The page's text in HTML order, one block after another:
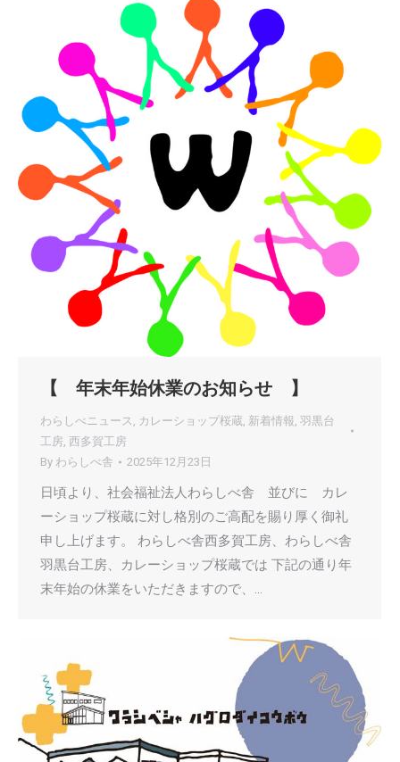
【 年末年始休業のお知らせ 】
わらしべニュース , カレーショップ桜蔵, 新着情報, 羽黒台
工房, 西多賀工房
By わらしべ舎 2025年12月23日
日頃より、社会福祉法人わらしべ舎 並びに カレ
ーショップ桜蔵に対し格別のご高配を賜り厚く御礼
申し上げます。 わらしべ舎西多賀工房、わらしべ舎
羽黒台工房、カレーショップ桜蔵では 下記の通り年
末年始の休業をいただきますので、…